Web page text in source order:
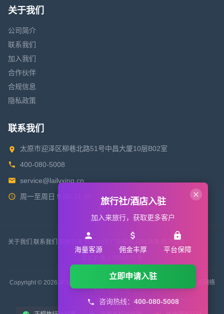
关于我们
公司简介
联系我们
加入我们
合作伙伴
合规信息
隐私政策
联系我们
太原市迎泽区柳巷北路51号中昌大厦10层B02室
400-080-5008
service@lailvxing.cn
周一至周日 9:00-21:00
关于我们 联系我们 用户协议
Copyright © 2026 来旅行旅游网 All Rights Reserved. 版权所有 山西来这网络
科技有限公司
旅行社/酒店入驻
加入来旅行，获取更多客户
海量客源 佣金丰厚 平台保障
立即申请入驻
咨询热线： 400-080-5008